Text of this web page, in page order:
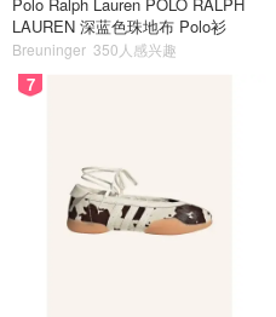
LAUREN 深蓝色珠地布 Polo衫
Breuninger 350人感兴趣
7